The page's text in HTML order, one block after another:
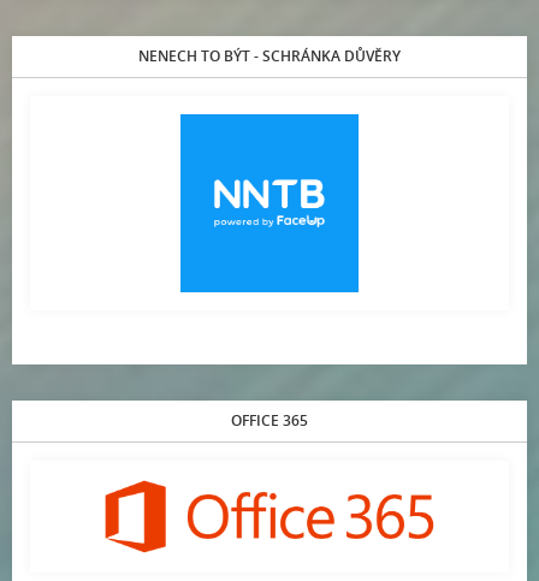
NENECH TO BÝT - SCHRÁNKA DŮVĚRY
OFFICE 365